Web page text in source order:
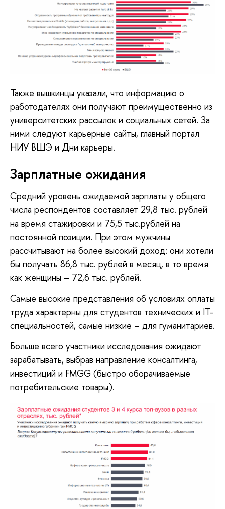
Также вышкинцы указали, что информацию о
работодателях они получают преимущественно из
университетских рассылок и социальных сетей. За
ними следуют карьерные сайты, главный портал
НИУ ВШЭ и Дни карьеры.
Зарплатные ожидания
Средний уровень ожидаемой зарплаты у общего
числа респондентов составляет 29,8 тыс. рублей
на время стажировки и 75,5 тыс.рублей на
постоянной позиции. При этом мужчины
рассчитывают на более высокий доход: они хотели
бы получать 86,8 тыс. рублей в месяц, в то время
как женщины – 72,6 тыс. рублей.
Самые высокие представления об условиях оплаты
труда характерны для студентов технических и IT-
специальностей, самые низкие – для гуманитариев.
Больше всего участники исследования ожидают
зарабатывать, выбрав направление консалтинга,
инвестиций и FMGG (быстро оборачиваемые
потребительские товары).